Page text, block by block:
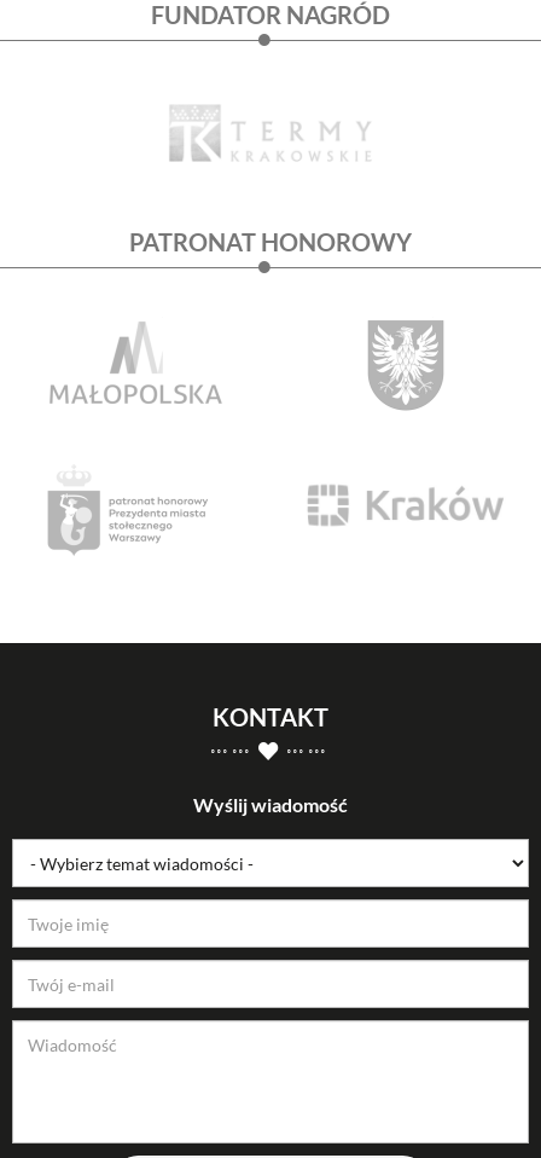
FUNDATOR NAGRÓD
PATRONAT HONOROWY
KONTAKT
Wyślij wiadomość